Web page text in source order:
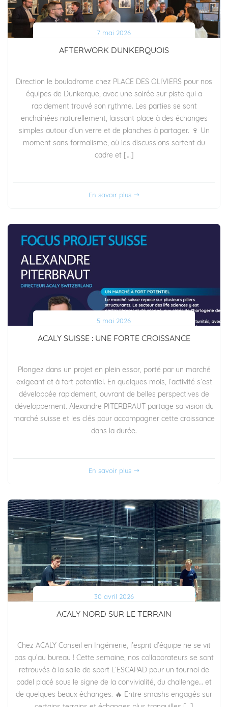
7 mai 2026
AFTERWORK DUNKERQUOIS
Direction le boulodrome chez PLACE DES OLIVIERS pour nos
équipes de Dunkerque, avec une soirée sur piste qui a
rapidement trouvé son rythme. Les parties se sont
enchaînées naturellement, laissant place à des échanges
simples autour d’un verre et de planches à partager. 🍷 Un
moment sans formalisme, où les discussions sortent du
cadre et […]
En savoir plus
5 mai 2026
ACALY SUISSE : UNE FORTE CROISSANCE
Plongez dans un projet en plein essor, porté par un marché
exigeant et à fort potentiel. En quelques mois, l’activité s’est
développée rapidement, ouvrant de belles perspectives de
développement. Alexandre PITERBRAUT partage sa vision du
marché suisse et les clés pour accompagner cette croissance
dans la durée.
En savoir plus
30 avril 2026
ACALY NORD SUR LE TERRAIN
Chez ACALY Conseil en Ingénierie, l’esprit d’équipe ne se vit
pas qu’au bureau ! Cette semaine, nos collaborateurs se sont
retrouvés à la salle de sport L’ESCAPAD pour un tournoi de
padel placé sous le signe de la convivialité, du challenge… et
de quelques beaux échanges. 🔥 Entre smashs engagés sur